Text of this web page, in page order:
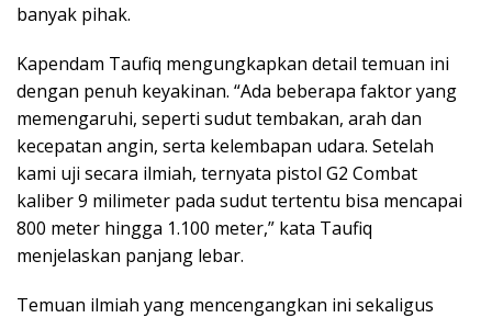
banyak pihak.
Kapendam Taufiq mengungkapkan detail temuan ini
dengan penuh keyakinan. “Ada beberapa faktor yang
memengaruhi, seperti sudut tembakan, arah dan
kecepatan angin, serta kelembapan udara. Setelah
kami uji secara ilmiah, ternyata pistol G2 Combat
kaliber 9 milimeter pada sudut tertentu bisa mencapai
800 meter hingga 1.100 meter,” kata Taufiq
menjelaskan panjang lebar.
Temuan ilmiah yang mencengangkan ini sekaligus